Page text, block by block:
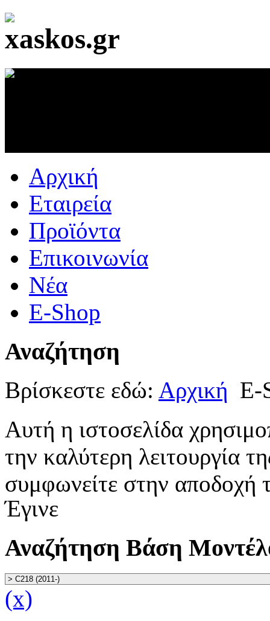
Αρχική
Εταιρεία
Προϊόντα
Επικοινωνία
Νέα
E-Shop
Αναζήτηση
Βρίσκεστε εδώ: Αρχική E-
Αυτή η ιστοσελίδα
την καλύτερη λειτουργία
συμφωνείτε στην αποδοχή
Έγινε
Αναζήτηση Βάση
(x)